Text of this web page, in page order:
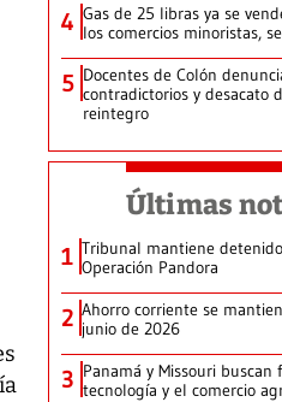
4 Gas de 25 libras ya se
los comercios minoristas,
5 Docentes de Colón
contradictorios y desacato
reintegro
Últimas
1 Tribunal mantiene
Operación Pandora
2 Ahorro corriente se
junio de 2026
3 Panamá y Missouri buscan
tecnología y el comercio